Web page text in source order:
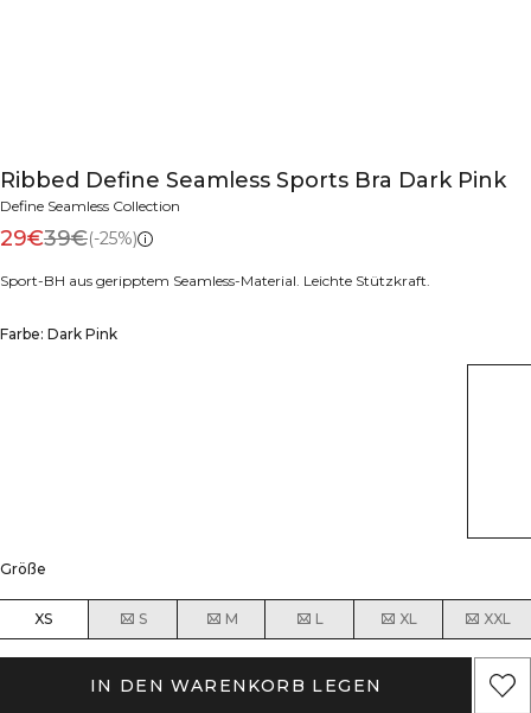
Ribbed Define Seamless Sports Bra Dark Pink
Define Seamless Collection
29€39€(-25%)
Sport-BH aus geripptem Seamless-Material. Leichte Stützkraft.
Farbe: Dark Pink
Größe
XS S M L XL XXL
IN DEN WARENKORB LEGEN